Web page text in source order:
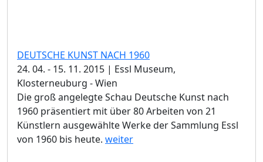
DEUTSCHE KUNST NACH 1960
24. 04. - 15. 11. 2015 | Essl Museum,
Klosterneuburg - Wien
Die groß angelegte Schau Deutsche Kunst nach
1960 präsentiert mit über 80 Arbeiten von 21
Künstlern ausgewählte Werke der Sammlung Essl
von 1960 bis heute. weiter